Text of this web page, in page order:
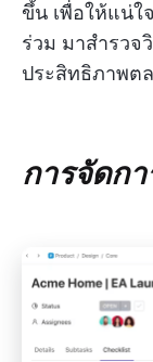
ขึ้น เพื่อให้แน่
ร่วม มาสำรวจ
ประสิทธิภาพต
การจัดก